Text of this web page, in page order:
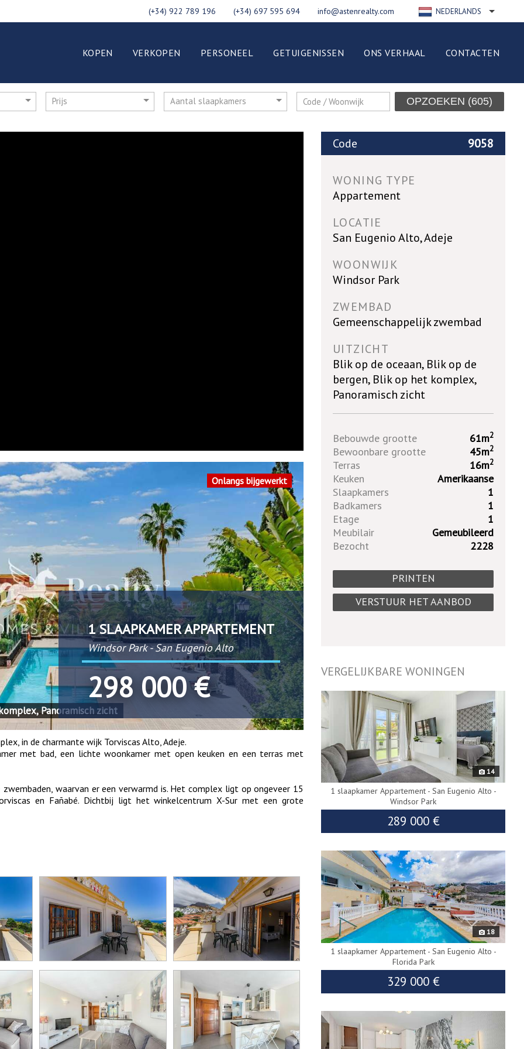
NEDERLANDS
DEUTSCH
ESPAÑOL
POLSKI
(+34) 922 789 196 (+34) 697 595 694 info@astenrealty.com
KOPEN VERKOPEN PERSONEEL GETUIGENISSEN ONS VERHAAL CONTACTEN
Prijs Aantal slaapkamers OPZOEKEN (605)
1 SLAAPKAMER APPARTEMENT
Windsor Park - San Eugenio Alto
298 000 €
Panoramisch zicht
Onlangs bijgewerkt
in de charmante wijk Torviscas Alto, Adeje.
met bad, een lichte woonkamer met open keuken en een terras met
waarvan er een verwarmd is. Het complex ligt op ongeveer 15
en Fañabé. Dichtbij ligt het winkelcentrum X-Sur met een grote
Code 9058
WONING TYPE
Appartement
LOCATIE
San Eugenio Alto, Adeje
WOONWIJK
Windsor Park
ZWEMBAD
Gemeenschappelijk zwembad
UITZICHT
Blik op de oceaan, Blik op de
bergen, Blik op het komplex,
Panoramisch zicht
Bebouwde grootte 61m2
Bewoonbare grootte 45m2
Terras 16m2
Keuken
Amerikaanse
Slaapkamers
1
Badkamers
1
Etage
1
Meubilair
Gemeubileerd
Bezocht
2228
PRINTEN
VERSTUUR HET AANBOD
VERGELIJKBARE WONINGEN
14
1 slaapkamer Appartement - San Eugenio Alto -
Windsor Park
289 000 €
18
1 slaapkamer Appartement - San Eugenio Alto -
Florida Park
329 000 €